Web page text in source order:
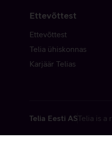
Ettevõttest
Ettevõttest
Telia ühiskonnas
Karjäär Telias
Telia Eesti ASTelia is a